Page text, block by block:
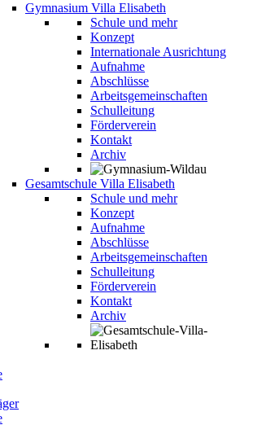
Gymnasium Villa Elisabeth
Schule und mehr
Konzept
Internationale Ausrichtung
Aufnahme
Abschlüsse
Arbeitsgemeinschaften
Schulleitung
Förderverein
Kontakt
Archiv
Gesamtschule Villa Elisabeth
Schule und mehr
Konzept
Aufnahme
Abschlüsse
Arbeitsgemeinschaften
Schulleitung
Förderverein
Kontakt
Archiv